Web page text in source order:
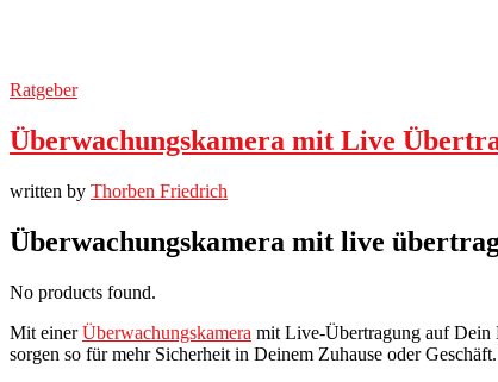
Ratgeber
Überwachungskamera mit Live
written by Thorben Friedrich
Überwachungskamera mit live
No products found.
Mit einerÜberwachungskamera mit Live-Übertragung auf Dein
sorgen so für mehr Sicherheit in Deinem Zuhause oder